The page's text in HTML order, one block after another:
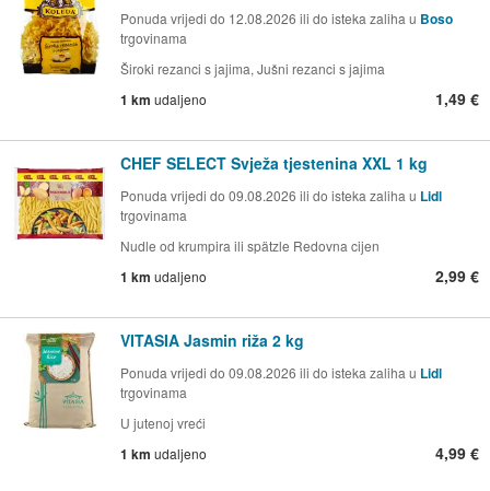
Ponuda vrijedi do 12.08.2026 ili do isteka zaliha u Boso
trgovinama
Široki rezanci s jajima, Jušni rezanci s jajima
1 km udaljeno 1,49 €
CHEF SELECT Svježa tjestenina XXL 1 kg
Ponuda vrijedi do 09.08.2026 ili do isteka zaliha u Lidl
trgovinama
Nudle od krumpira ili spätzle Redovna cijen
1 km udaljeno 2,99 €
VITASIA Jasmin riža 2 kg
Ponuda vrijedi do 09.08.2026 ili do isteka zaliha u Lidl
trgovinama
U jutenoj vreći
1 km udaljeno 4,99 €